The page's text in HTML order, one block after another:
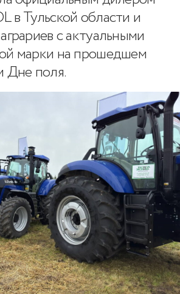
в Тульской области и
с актуальными
марки на прошедшем
Дне поля.